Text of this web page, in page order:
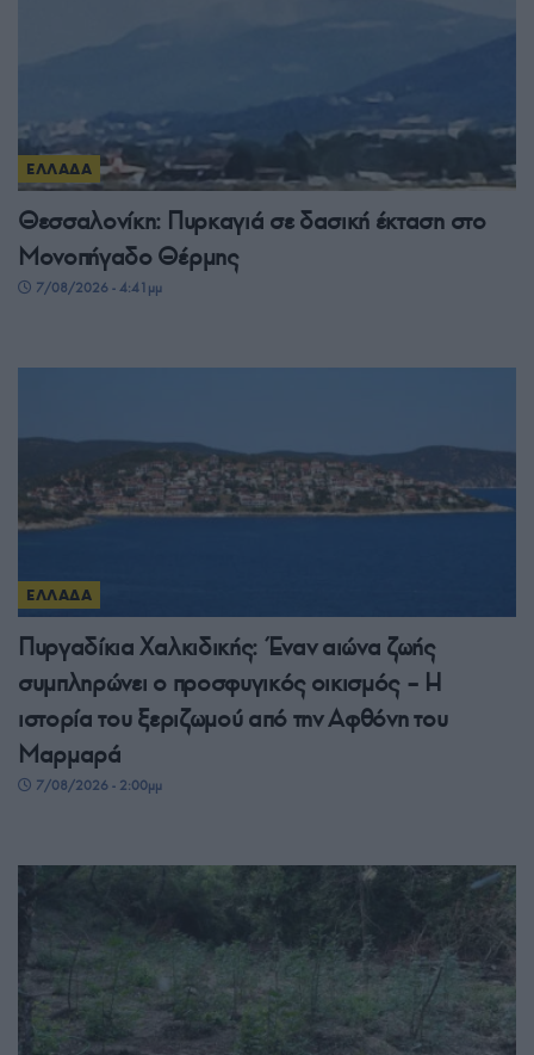
ΕΛΛΑΔΑ
Θεσσαλονίκη: Πυρκαγιά σε δασική έκταση στο
Μονοπήγαδο Θέρμης
7/08/2026 - 4:41μμ
ΕΛΛΑΔΑ
Πυργαδίκια Χαλκιδικής: Έναν αιώνα ζωής
συμπληρώνει ο προσφυγικός οικισμός – Η
ιστορία του ξεριζωμού από την Αφθόνη του
Μαρμαρά
7/08/2026 - 2:00μμ